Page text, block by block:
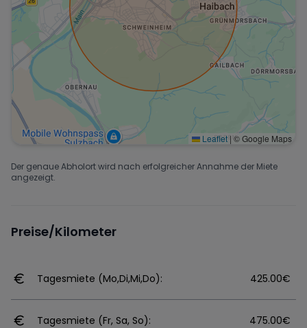
Leaflet | © Google Maps
Der genaue Abholort wird nach erfolgreicher Annahme der Miete
angezeigt.
Preise/Kilometer
Tagesmiete (Mo,Di,Mi,Do): 425.00€
Tagesmiete (Fr, Sa, So): 475.00€